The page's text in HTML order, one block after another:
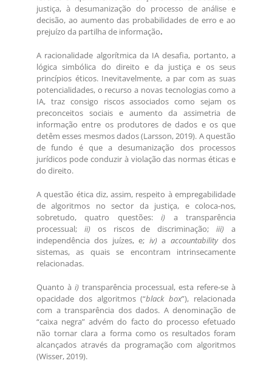
justiça, à desumanização do processo de análise e
decisão, ao aumento das probabilidades de erro e ao
prejuízo da partilha de informação.
A racionalidade algorítmica da IA desafia, portanto, a
lógica simbólica do direito e da justiça e os seus
princípios éticos. Inevitavelmente, a par com as suas
potencialidades, o recurso a novas tecnologias como a
IA, traz consigo riscos associados como sejam os
preconceitos sociais e aumento da assimetria de
informação entre os produtores de dados e os que
detêm esses mesmos dados (Larsson, 2019). A questão
de fundo é que a desumanização dos processos
jurídicos pode conduzir à violação das normas éticas e
do direito.
A questão ética diz, assim, respeito à empregabilidade
de algoritmos no sector da justiça, e coloca-nos,
sobretudo, quatro questões:i) a transparência
processual; ii) os riscos de discriminação;iii) a
independência dos juízes, e; iv) a accountabilitydos
sistemas, as quais se encontram intrinsecamente
relacionadas.
Quanto à i) transparência processual, esta refere-se à
opacidade dos algoritmos (“black box”), relacionada
com a transparência dos dados. A denominação de
“caixa negra” advém do facto do processo efetuado
não tornar clara a forma como os resultados foram
alcançados através da programação com algoritmos
(Wisser, 2019).